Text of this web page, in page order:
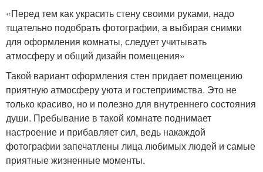
«Перед тем как украсить стену своими руками, надо
тщательно подобрать фотографии, а выбирая снимки
для оформления комнаты, следует учитывать
атмосферу и общий дизайн помещения»
Такой вариант оформления стен придает помещению
приятную атмосферу уюта и гостеприимства. Это не
только красиво, но и полезно для внутреннего состояния
души. Пребывание в такой комнате поднимает
настроение и прибавляет сил, ведь накаждой
фотографии запечатлены лица любимых людей и самые
приятные жизненные моменты.